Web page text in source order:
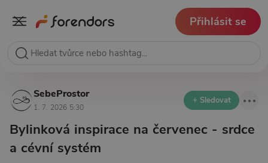
Přihlásit se
SebeProstor
1. 7. 2026 5:30
+ Sledovat
Bylinková inspirace na červenec - srdce
a cévní systém